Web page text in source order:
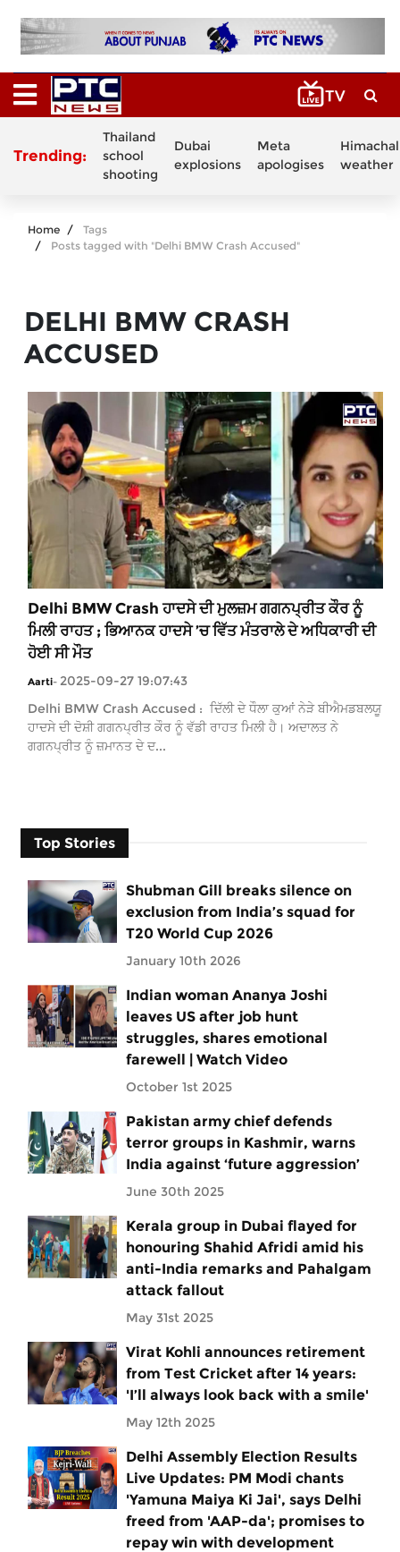
Trending:
Thailand
school
shooting
Dubai
explosions
Meta
apologises
Himachal
weather
Home
Tags
Posts tagged with "Delhi BMW Crash Accused"
DELHI BMW CRASH
ACCUSED
Delhi BMW Crash ਹਾਦਸੇ ਦੀ ਮੁਲਜ਼ਮ ਗਗਨਪ੍ਰੀਤ ਕੌਰ ਨੂੰ
ਮਿਲੀ ਰਾਹਤ ; ਭਿਆਨਕ ਹਾਦਸੇ ’ਚ ਵਿੱਤ ਮੰਤਰਾਲੇ ਦੇ ਅਧਿਕਾਰੀ ਦੀ
ਹੋਈ ਸੀ ਮੌਤ
Aarti- 2025-09-27 19:07:43
Delhi BMW Crash Accused : ਦਿੱਲੀ ਦੇ ਧੌਲਾ ਕੁਆਂ ਨੇੜੇ ਬੀਐਮਡਬਲਯੂ
ਹਾਦਸੇ ਦੀ ਦੋਸ਼ੀ ਗਗਨਪ੍ਰੀਤ ਕੌਰ ਨੂੰ ਵੱਡੀ ਰਾਹਤ ਮਿਲੀ ਹੈ। ਅਦਾਲਤ ਨੇ
ਗਗਨਪ੍ਰੀਤ ਨੂੰ ਜ਼ਮਾਨਤ ਦੇ ਦ...
Top Stories
Shubman Gill breaks silence on
exclusion from India’s squad for
T20 World Cup 2026
January 10th 2026
Indian woman Ananya Joshi
leaves US after job hunt
struggles, shares emotional
farewell | Watch Video
October 1st 2025
Pakistan army chief defends
terror groups in Kashmir, warns
India against ‘future aggression’
June 30th 2025
Kerala group in Dubai flayed for
honouring Shahid Afridi amid his
anti-India remarks and Pahalgam
attack fallout
May 31st 2025
Virat Kohli announces retirement
from Test Cricket after 14 years:
'I’ll always look back with a smile'
May 12th 2025
Delhi Assembly Election Results
Live Updates: PM Modi chants
'Yamuna Maiya Ki Jai', says Delhi
freed from 'AAP-da'; promises to
repay win with development